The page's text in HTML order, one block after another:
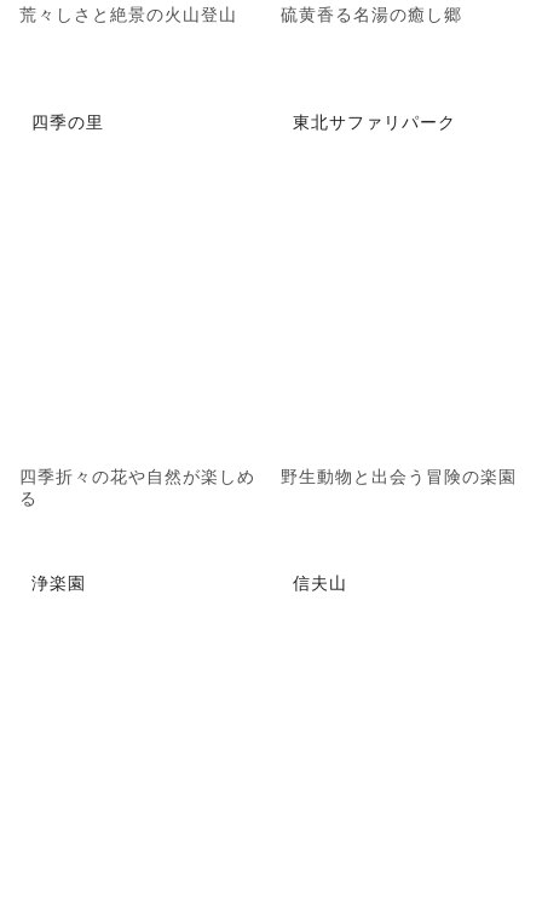
荒々しさと絶景の火山登山 硫黄香る名湯の癒し郷
四季の里
四季折々の花や自然が楽しめ
る
東北サファリパーク
野生動物と出会う冒険の楽園
浄楽園 信夫山